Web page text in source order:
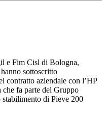
e Fim Cisl di Bologna,
sottoscritto
contratto aziendale con l’HP
fa parte del Gruppo
di Pieve 200